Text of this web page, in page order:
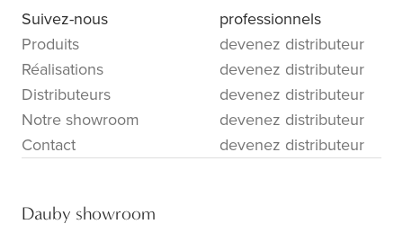
Suivez-nous
Produits
Réalisations
Distributeurs
Notre showroom
Contact
professionnels
devenez distributeur
devenez distributeur
devenez distributeur
devenez distributeur
devenez distributeur
Dauby showroom